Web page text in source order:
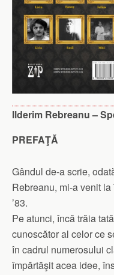
Ilderim Rebreanu –
PREFAŢĂ
Gândul de-a scrie,
Rebreanu, mi-a venit la
’83.
Pe atunci, încă trăia
cunoscător al celor ce
în cadrul numerosului
împărtăşit acea idee,